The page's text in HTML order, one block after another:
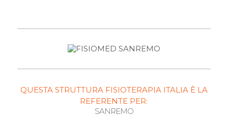
QUESTA STRUTTURA FISIOTERAPIA ITALIA È LA
REFERENTE PER:
SANREMO